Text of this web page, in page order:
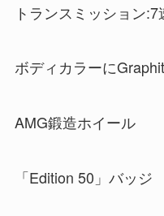
トランスミッション
ボディカラーに
AMG鍛造ホイール
「Edition 50」バッジ